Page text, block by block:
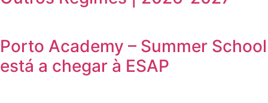
Porto Academy – Summer School
está a chegar à ESAP